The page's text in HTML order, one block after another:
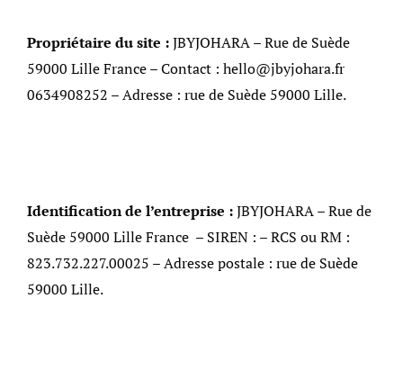
Propriétaire du site :JBYJOHARA – Rue de Suède
59000 Lille France – Contact : hello@jbyjohara.fr
0634908252 – Adresse : rue de Suède 59000 Lille.
Identification de l’entreprise :JBYJOHARA – Rue de
Suède 59000 Lille France – SIREN : – RCS ou RM :
823.732.227.00025 – Adresse postale : rue de Suède
59000 Lille.